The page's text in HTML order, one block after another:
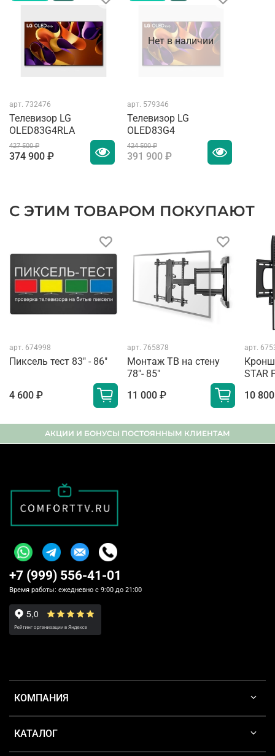
арт. 732476
Телевизор LG
OLED83G4RLA
427 500 ₽
374 900 ₽
Нет в наличии
арт. 579346
Телевизор LG
OLED83G4
424 500 ₽
391 900 ₽
С ЭТИМ ТОВАРОМ ПОКУПАЮТ
арт. 674998
Пиксель тест 83" - 86"
4 600 ₽
арт. 765878
Монтаж ТВ на стену
78"- 85"
11 000 ₽
арт.
STAR
10
АКЦИИ И БОНУСЫ ПОСТОЯННЫМ КЛИЕНТАМ
КОМПАНИЯ
КАТАЛОГ
+7 (999) 556-41-01
Время работы: ежедневно с 9:00 до 21:00